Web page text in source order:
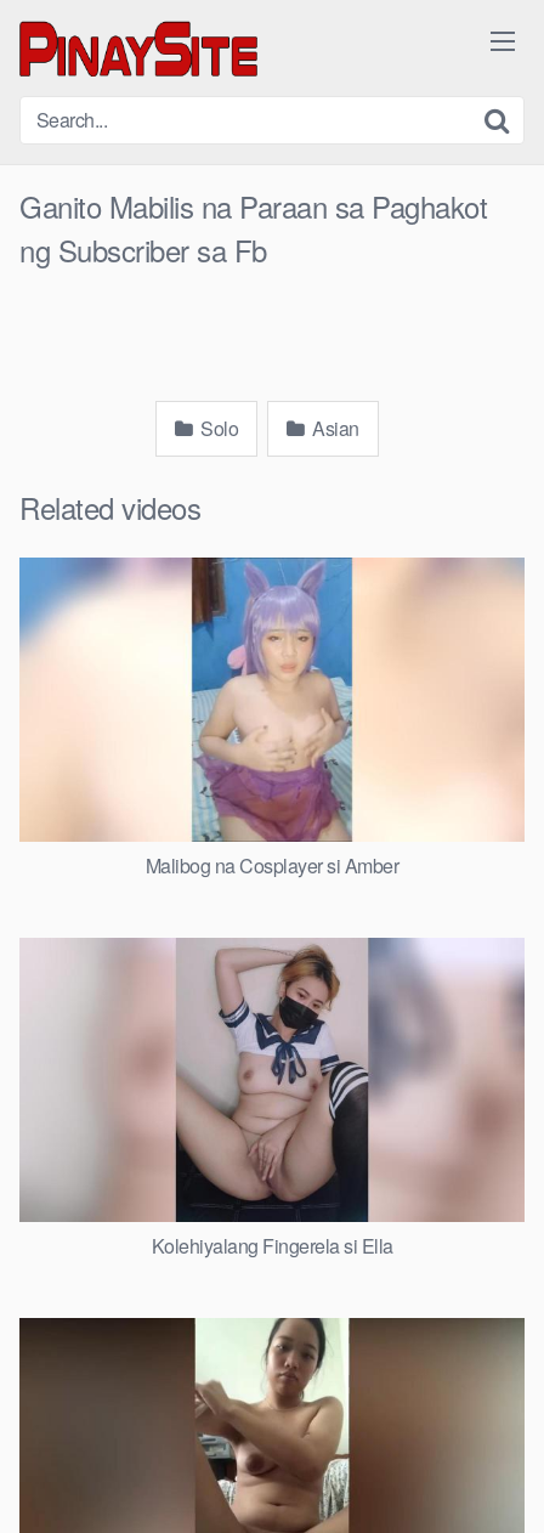
content
Ganito Mabilis na Paraan sa Paghakot
ng Subscriber sa Fb
Solo Asian
Related videos
Malibog na Cosplayer si Amber
Kolehiyalang Fingerela si Ella